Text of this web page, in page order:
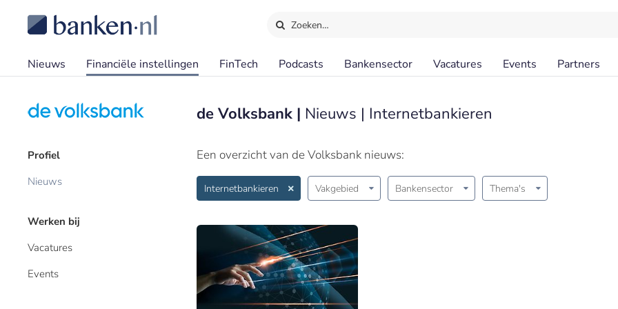
Zoeken…
Nieuws Financiële instellingen FinTech Podcasts Bankensector Vacatures Events Partners
Profiel
Nieuws
Werken bij
Vacatures
Events
de Volksbank | Nieuws | Internetbankieren
Een overzicht van de Volksbank nieuws:
Internetbankieren Vakgebied Bankensector Thema's